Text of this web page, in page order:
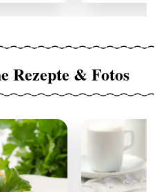
Rezepte & Fotos